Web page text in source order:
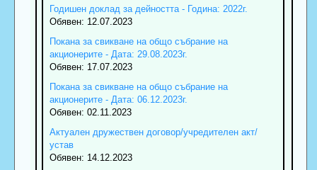
Годишен доклад за дейността - Година: 2022г.
Обявен: 12.07.2023
Покана за свикване на общо събрание на
акционерите - Дата: 29.08.2023г.
Обявен: 17.07.2023
Покана за свикване на общо събрание на
акционерите - Дата: 06.12.2023г.
Обявен: 02.11.2023
Актуален дружествен договор/учредителен акт/
устав
Обявен: 14.12.2023